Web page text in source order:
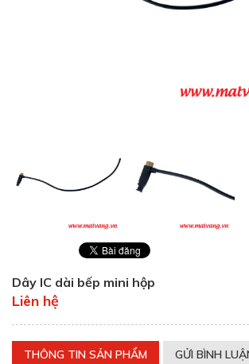
Dây IC dài bếp mini hộp
Liên hệ
THÔNG TIN SẢN PHẨM GỬI BÌNH